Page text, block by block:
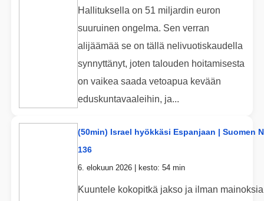
Hallituksella on 51 miljardin euron
suuruinen ongelma. Sen verran
alijäämää se on tällä nelivuotiskaudella
synnyttänyt, joten talouden hoitamisesta
on vaikea saada vetoapua kevään
eduskuntavaaleihin, ja...
(50min) Israel hyökkäsi Espanjaan | Suomen
136
6. elokuun 2026 | kesto: 54 min
Kuuntele kokopitkä jakso ja ilman